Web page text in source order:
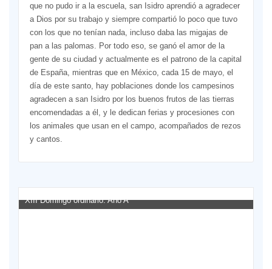
que no pudo ir a la escuela, san Isidro aprendió a agradecer
a Dios por su trabajo y siempre compartió lo poco que tuvo
con los que no tenían nada, incluso daba las migajas de
pan a las palomas. Por todo eso, se ganó el amor de la
gente de su ciudad y actualmente es el patrono de la capital
de España, mientras que en México, cada 15 de mayo, el
día de este santo, hay poblaciones donde los campesinos
agradecen a san Isidro por los buenos frutos de las tierras
encomendadas a él, y le dedican ferias y procesiones con
los animales que usan en el campo, acompañados de rezos
y cantos.
XIII Domingo ordinario. Año A